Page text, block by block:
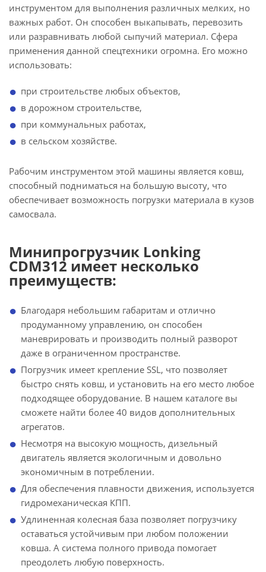
инструментом для выполнения различных мелких, но
важных работ. Он способен выкапывать, перевозить
или разравнивать любой сыпучий материал. Сфера
применения данной спецтехники огромна. Его можно
использовать:
при строительстве любых объектов,
в дорожном строительстве,
при коммунальных работах,
в сельском хозяйстве.
Рабочим инструментом этой машины является ковш,
способный подниматься на большую высоту, что
обеспечивает возможность погрузки материала в кузов
самосвала.
Минипрогрузчик Lonking
CDM312 имеет несколько
преимуществ:
Благодаря небольшим габаритам и отлично
продуманному управлению, он способен
маневрировать и производить полный разворот
даже в ограниченном пространстве.
Погрузчик имеет крепление SSL, что позволяет
быстро снять ковш, и установить на его место любое
подходящее оборудование. В нашем каталоге вы
сможете найти более 40 видов дополнительных
агрегатов.
Несмотря на высокую мощность, дизельный
двигатель является экологичным и довольно
экономичным в потреблении.
Для обеспечения плавности движения, используется
гидромеханическая КПП.
Удлиненная колесная база позволяет погрузчику
оставаться устойчивым при любом положении
ковша. А система полного привода помогает
преодолеть любую поверхность.